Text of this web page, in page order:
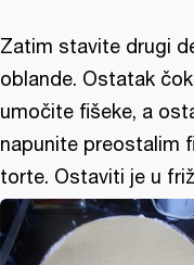
Zatim stavite drugi
oblande. Ostatak
umočite fišeke, a
napunite preostalim
torte. Ostaviti je u